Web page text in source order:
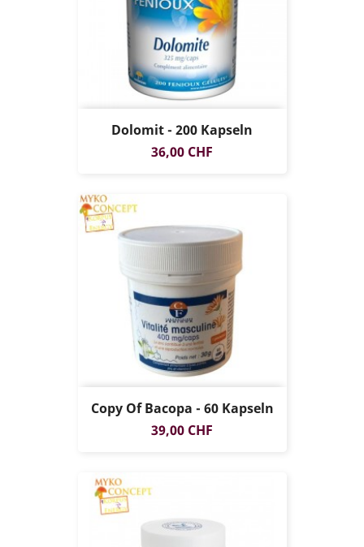
Dolomit - 200 Kapseln
Preis
36,00 CHF
Copy Of Bacopa - 60 Kapseln
Preis
39,00 CHF